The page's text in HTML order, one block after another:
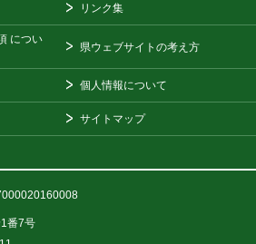
リンク集
につい
県ウェブサイトの考え方
個人情報について
サイトマップ
番7号